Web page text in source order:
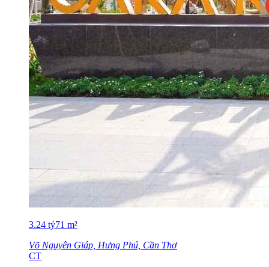
3.24 tỷ71 m²
Võ Nguyên Giáp, Hưng Phú, Cần Thơ
CT